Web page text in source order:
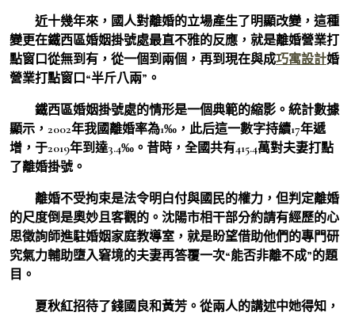
近十幾年來，國人對離婚的立場產生了明顯改變，這種
變更在鐵西區婚姻掛號處最直不雅的反應，就是離婚營業打
點窗口從無到有，從一個到兩個，再到現在與成巧寓設計婚
營業打點窗口“半斤八兩”。
鐵西區婚姻掛號處的情形是一個典範的縮影。統計數據
顯示，2002年我國離婚率為1‰，此后這一數字持續17年遞
增，于2019年到達3.4‰。昔時，全國共有415.4萬對夫妻打點
了離婚掛號。
離婚不受拘束是法令明白付與國民的權力，但判定離婚
的尺度倒是奧妙且客觀的。沈陽市相干部分約請有經歷的心
思徵詢師進駐婚姻家庭教導室，就是盼望借助他們的專門研
究氣力輔助墮入窘境的夫妻再答覆一次“能否非離不成”的題
目。
夏秋紅招待了錢國良和黃芳。從兩人的講述中她得知，